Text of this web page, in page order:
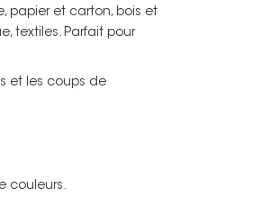
papier et carton, bois et
textiles. Parfait pour
et les coups de
couleurs.